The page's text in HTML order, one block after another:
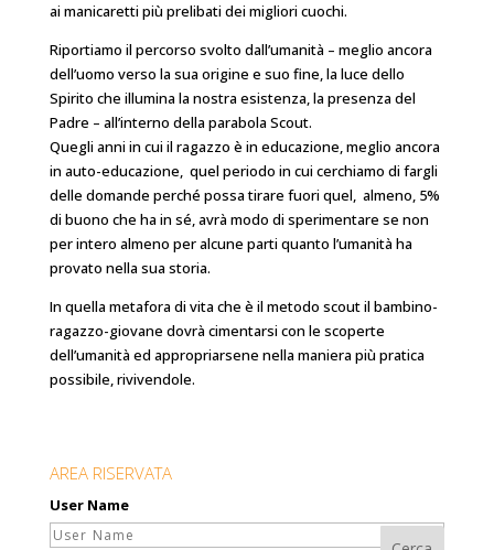
ai manicaretti più prelibati dei migliori cuochi.
Riportiamo il percorso svolto dall’umanità – meglio ancora
dell’uomo verso la sua origine e suo fine, la luce dello
Spirito che illumina la nostra esistenza, la presenza del
Padre – all’interno della parabola Scout.
Quegli anni in cui il ragazzo è in educazione, meglio ancora
in auto-educazione, quel periodo in cui cerchiamo di fargli
delle domande perché possa tirare fuori quel, almeno, 5%
di buono che ha in sé, avrà modo di sperimentare se non
per intero almeno per alcune parti quanto l’umanità ha
provato nella sua storia.
In quella metafora di vita che è il metodo scout il bambino-
ragazzo-giovane dovrà cimentarsi con le scoperte
dell’umanità ed appropriarsene nella maniera più pratica
possibile, rivivendole.
AREA RISERVATA
User Name